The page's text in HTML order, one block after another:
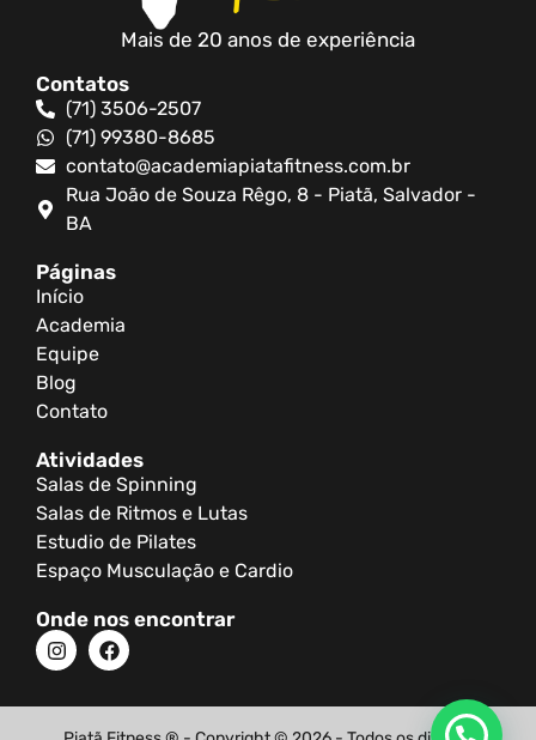
Mais de 20 anos de experiência
Contatos
(71) 3506-2507
(71) 99380-8685
contato@academiapiatafitness.com.br
Rua João de Souza Rêgo, 8 - Piatã, Salvador -
BA
Páginas
Início
Academia
Equipe
Blog
Contato
Atividades
Salas de Spinning
Salas de Ritmos e Lutas
Estudio de Pilates
Espaço Musculação e Cardio
Onde nos encontrar